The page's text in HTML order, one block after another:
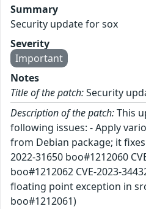
Summary
Security update for sox
Severity
Important
Notes
Title of the patch:Security
Description of the patch:This
following issues: - Apply
from Debian package; it
2022-31650 boo#1212060
boo#1212062 CVE-2023-
floating point exception in
boo#1212061)